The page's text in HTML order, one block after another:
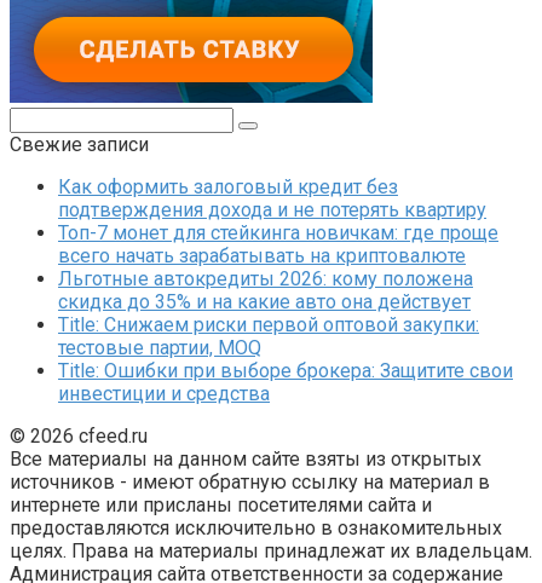
Свежие записи
Как оформить залоговый кредит без
подтверждения дохода и не потерять квартиру
Топ-7 монет для стейкинга новичкам: где проще
всего начать зарабатывать на криптовалюте
Льготные автокредиты 2026: кому положена
скидка до 35% и на какие авто она действует
Title: Снижаем риски первой оптовой закупки:
тестовые партии, MOQ
Title: Ошибки при выборе брокера: Защитите свои
инвестиции и средства
© 2026 cfeed.ru
Все материалы на данном сайте взяты из открытых
источников - имеют обратную ссылку на материал в
интернете или присланы посетителями сайта и
предоставляются исключительно в ознакомительных
целях. Права на материалы принадлежат их владельцам.
Администрация сайта ответственности за содержание